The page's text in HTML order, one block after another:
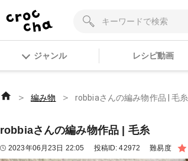
ジャンル レシピ動画
＞ 編み物 ＞ robbiaさんの編み物作品 | 毛糸
robbiaさんの編み物作品 | 毛糸
2023年06月23日 22:05 投稿ID:42972 難易度